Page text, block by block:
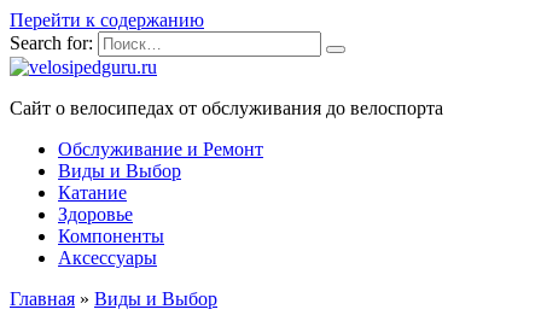
Перейти к содержанию
Search for:
Сайт о велосипедах от обслуживания до велоспорта
Обслуживание и Ремонт
Виды и Выбор
Катание
Здоровье
Компоненты
Аксессуары
Главная » Виды и Выбор